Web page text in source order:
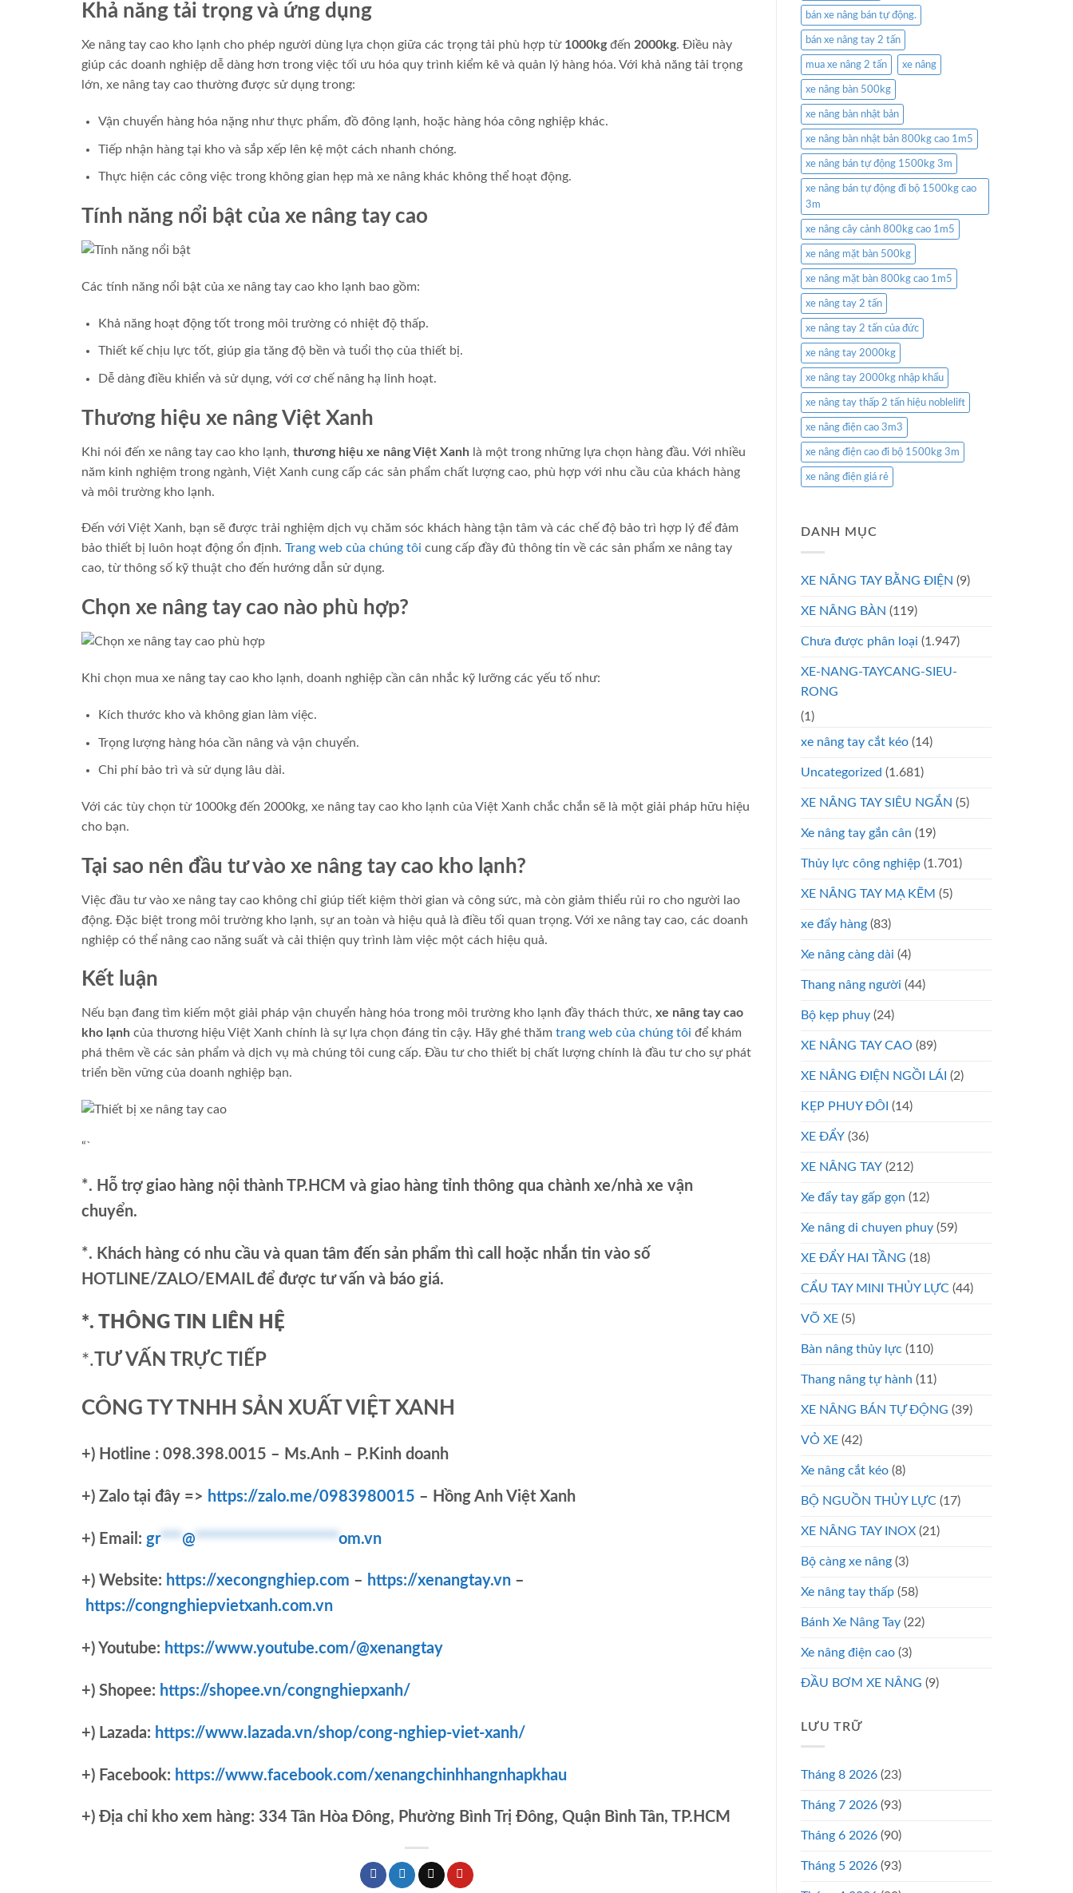
Khả năng tải trọng và ứng dụng
Xe nâng tay cao kho lạnh cho phép người dùng lựa chọn giữa các trọng tải phù hợp từ 1000kgđến 2000kg. Điều này
giúp các doanh nghiệp dễ dàng hơn trong việc tối ưu hóa quy trình kiểm kê và quản lý hàng hóa. Với khả năng tải trọng
lớn, xe nâng tay cao thường được sử dụng trong:
Vận chuyển hàng hóa nặng như thực phẩm, đồ đông lạnh, hoặc hàng hóa công nghiệp khác.
Tiếp nhận hàng tại kho và sắp xếp lên kệ một cách nhanh chóng.
Thực hiện các công việc trong không gian hẹp mà xe nâng khác không thể hoạt động.
Tính năng nổi bật của xe nâng tay cao
Các tính năng nổi bật của xe nâng tay cao kho lạnh bao gồm:
Khả năng hoạt động tốt trong môi trường có nhiệt độ thấp.
Thiết kế chịu lực tốt, giúp gia tăng độ bền và tuổi thọ của thiết bị.
Dễ dàng điều khiển và sử dụng, với cơ chế nâng hạ linh hoạt.
Thương hiệu xe nâng Việt Xanh
Khi nói đến xe nâng tay cao kho lạnh, thương hiệu xe nâng Việt Xanh là một trong những lựa chọn hàng đầu. Với nhiều
năm kinh nghiệm trong ngành, Việt Xanh cung cấp các sản phẩm chất lượng cao, phù hợp với nhu cầu của khách hàng
và môi trường kho lạnh.
Đến với Việt Xanh, bạn sẽ được trải nghiệm dịch vụ chăm sóc khách hàng tận tâm và các chế độ bảo trì hợp lý để đảm
bảo thiết bị luôn hoạt động ổn định. Trang web của chúng tôi cung cấp đầy đủ thông tin về các sản phẩm xe nâng tay
cao, từ thông số kỹ thuật cho đến hướng dẫn sử dụng.
Chọn xe nâng tay cao nào phù hợp?
Khi chọn mua xe nâng tay cao kho lạnh, doanh nghiệp cần cân nhắc kỹ lưỡng các yếu tố như:
Kích thước kho và không gian làm việc.
Trọng lượng hàng hóa cần nâng và vận chuyển.
Chi phí bảo trì và sử dụng lâu dài.
Với các tùy chọn từ 1000kg đến 2000kg, xe nâng tay cao kho lạnh của Việt Xanh chắc chắn sẽ là một giải pháp hữu hiệu
cho bạn.
Tại sao nên đầu tư vào xe nâng tay cao kho lạnh?
Việc đầu tư vào xe nâng tay cao không chỉ giúp tiết kiệm thời gian và công sức, mà còn giảm thiểu rủi ro cho người lao
động. Đặc biệt trong môi trường kho lạnh, sự an toàn và hiệu quả là điều tối quan trọng. Với xe nâng tay cao, các doanh
nghiệp có thể nâng cao năng suất và cải thiện quy trình làm việc một cách hiệu quả.
Kết luận
Nếu bạn đang tìm kiếm một giải pháp vận chuyển hàng hóa trong môi trường kho lạnh đầy thách thức, xe nâng tay cao
kho lạnh của thương hiệu Việt Xanh chính là sự lựa chọn đáng tin cậy. Hãy ghé thăm trang web của chúng tôi để khám
phá thêm về các sản phẩm và dịch vụ mà chúng tôi cung cấp. Đầu tư cho thiết bị chất lượng chính là đầu tư cho sự phát
triển bền vững của doanh nghiệp bạn.
“`
*. Hỗ trợ giao hàng nội thành TP.HCM và giao hàng tỉnh thông qua chành xe/nhà xe vận
chuyển.
*. Khách hàng có nhu cầu và quan tâm đến sản phẩm thì call hoặc nhắn tin vào số
HOTLINE/ZALO/EMAIL để được tư vấn và báo giá.
*. THÔNG TIN LIÊN HỆ
*. TƯ VẤN TRỰC TIẾP
CÔNG TY TNHH SẢN XUẤT VIỆT XANH
+) Hotline : 098.398.0015 – Ms.Anh – P.Kinh doanh
+) Zalo tại đây => https://zalo.me/0983980015 – Hồng Anh Việt Xanh
+) Email: gr***@********************om.vn
+) Website: https://xecongnghiep.com – https://xenangtay.vn –
https://congnghiepvietxanh.com.vn
+) Youtube: https://www.youtube.com/@xenangtay
+) Shopee: https://shopee.vn/congnghiepxanh/
+) Lazada: https://www.lazada.vn/shop/cong-nghiep-viet-xanh/
+) Facebook: https://www.facebook.com/xenangchinhhangnhapkhau
+) Địa chỉ kho xem hàng: 334 Tân Hòa Đông, Phường Bình Trị Đông, Quận Bình Tân, TP.HCM
bán xe nâng bán tự động.
bán xe nâng tay 2 tấn
mua xe nâng 2 tấn xe nâng
xe nâng bàn 500kg
xe nâng bàn nhật bản
xe nâng bàn nhật bản 800kg cao 1m5
xe nâng bán tự động 1500kg 3m
xe nâng bán tự động đi bộ 1500kg cao
3m
xe nâng cây cảnh 800kg cao 1m5
xe nâng mặt bàn 500kg
xe nâng mặt bàn 800kg cao 1m5
xe nâng tay 2 tấn
xe nâng tay 2 tấn của đức
xe nâng tay 2000kg
xe nâng tay 2000kg nhập khẩu
xe nâng tay thấp 2 tấn hiệu noblelift
xe nâng điện cao 3m3
xe nâng điện cao đi bộ 1500kg 3m
xe nâng điện giá rẻ
DANH MỤC
XE NÂNG TAY BẰNG ĐIỆN (9)
XE NÂNG BÀN (119)
Chưa được phân loại (1.947)
XE-NANG-TAYCANG-SIEU-
RONG
(1)
xe nâng tay cắt kéo (14)
Uncategorized (1.681)
XE NÂNG TAY SIÊU NGẮN (5)
Xe nâng tay gắn cân (19)
Thủy lực công nghiệp (1.701)
XE NÂNG TAY MẠ KẼM (5)
xe đẩy hàng (83)
Xe nâng càng dài (4)
Thang nâng người (44)
Bộ kẹp phuy (24)
XE NÂNG TAY CAO (89)
XE NÂNG ĐIỆN NGỒI LÁI (2)
KẸP PHUY ĐÔI (14)
XE ĐẨY (36)
XE NÂNG TAY (212)
Xe đẩy tay gấp gọn (12)
Xe nâng di chuyen phuy (59)
XE ĐẨY HAI TẦNG (18)
CẨU TAY MINI THỦY LỰC (44)
VÕ XE (5)
Bàn nâng thủy lực (110)
Thang nâng tự hành (11)
XE NÂNG BÁN TỰ ĐỘNG (39)
VỎ XE (42)
Xe nâng cắt kéo (8)
BỘ NGUỒN THỦY LỰC (17)
XE NÂNG TAY INOX (21)
Bộ càng xe nâng (3)
Xe nâng tay thấp (58)
Bánh Xe Nâng Tay (22)
Xe nâng điện cao (3)
ĐẦU BƠM XE NÂNG (9)
LƯU TRỮ
Tháng 8 2026 (23)
Tháng 7 2026 (93)
Tháng 6 2026 (90)
Tháng 5 2026 (93)